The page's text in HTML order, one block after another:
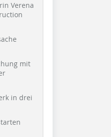
Verena
mit
in drei